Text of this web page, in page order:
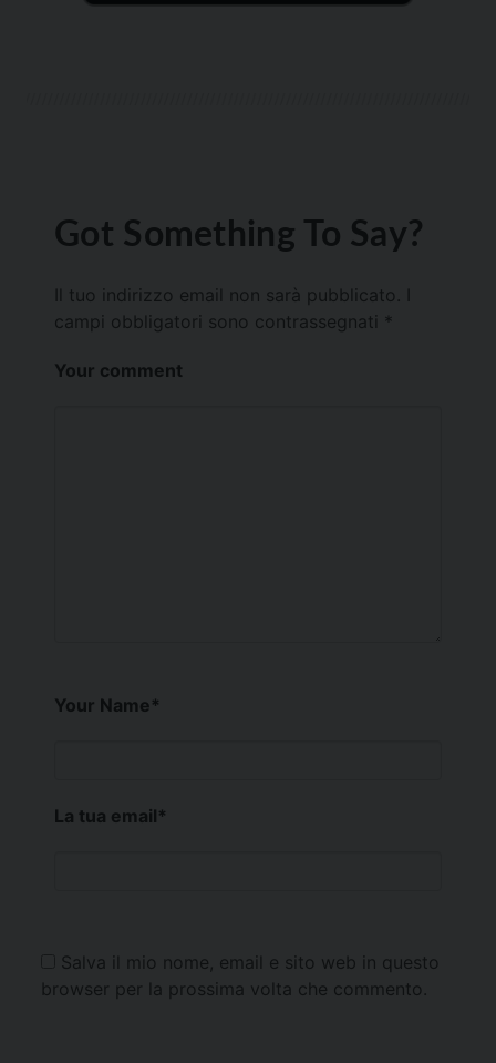
Got Something To Say?
Il tuo indirizzo email non sarà pubblicato.
campi obbligatori sono contrassegnati *
Your comment
Your Name*
La tua email*
Salva il mio nome, email e sito web in questo
browser per la prossima volta che commento.